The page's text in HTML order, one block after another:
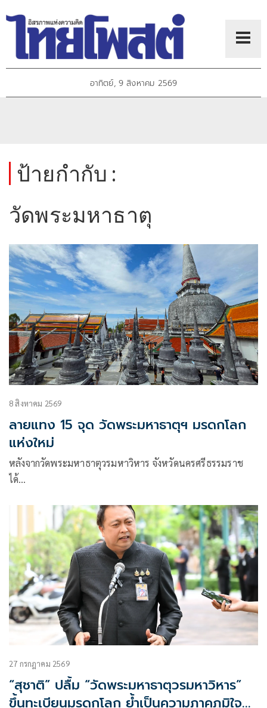
อาทิตย์, 9 สิงหาคม 2569
ป้ายกำกับ :
วัดพระมหาธาตุ
8 สิงหาคม 2569
ลายแทง 15 จุด วัดพระมหาธาตุฯ มรดกโลก
แห่งใหม่
หลังจากวัดพระมหาธาตุวรมหาวิหาร จังหวัดนครศรีธรรมราช
ได้…
27 กรกฎาคม 2569
“สุชาติ” ปลื้ม “วัดพระมหาธาตุวรมหาวิหาร”
ขึ้นทะเบียนมรดกโลก ย้ำเป็นความภาคภูมิใจ